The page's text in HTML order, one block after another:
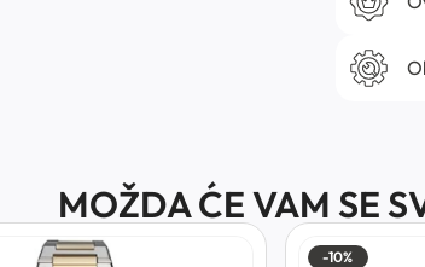
MOŽDA ĆE VAM SE
-10%